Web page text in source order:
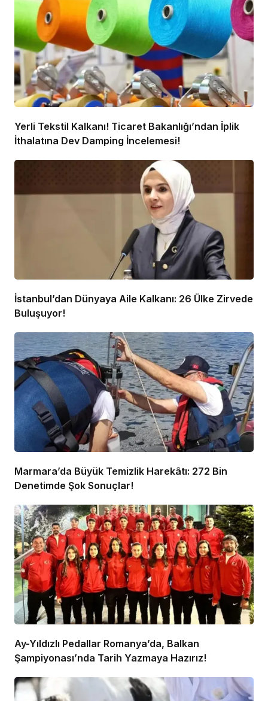
Yerli Tekstil Kalkanı! Ticaret Bakanlığı’ndan İplik
İthalatına Dev Damping İncelemesi!
İstanbul’dan Dünyaya Aile Kalkanı: 26 Ülke Zirvede
Buluşuyor!
Marmara’da Büyük Temizlik Harekâtı: 272 Bin
Denetimde Şok Sonuçlar!
Ay-Yıldızlı Pedallar Romanya’da, Balkan
Şampiyonası’nda Tarih Yazmaya Hazırız!